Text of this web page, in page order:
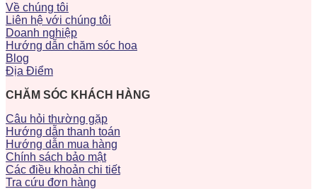
Về chúng tôi
Liên hệ với chúng tôi
Doanh nghiệp
Hướng dẫn chăm sóc hoa
Blog
Địa Điểm
CHĂM SÓC KHÁCH HÀNG
Câu hỏi thường gặp
Hướng dẫn thanh toán
Hướng dẫn mua hàng
Chính sách bảo mật
Các điều khoản chi tiết
Tra cứu đơn hàng